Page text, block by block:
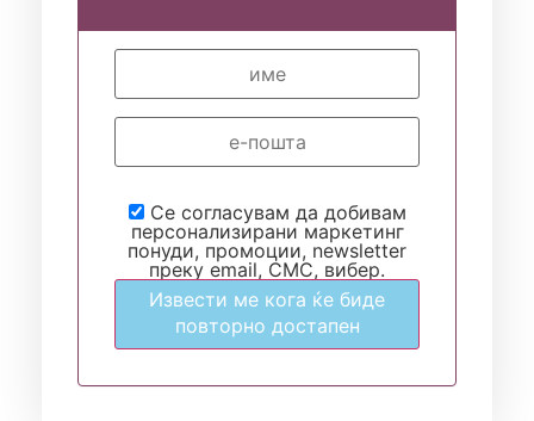
Се согласувам да добивам
персонализирани маркетинг
понуди, промоции, newsletter
преку email, СМС, вибер.
Извести ме кога ќе биде
повторно достапен